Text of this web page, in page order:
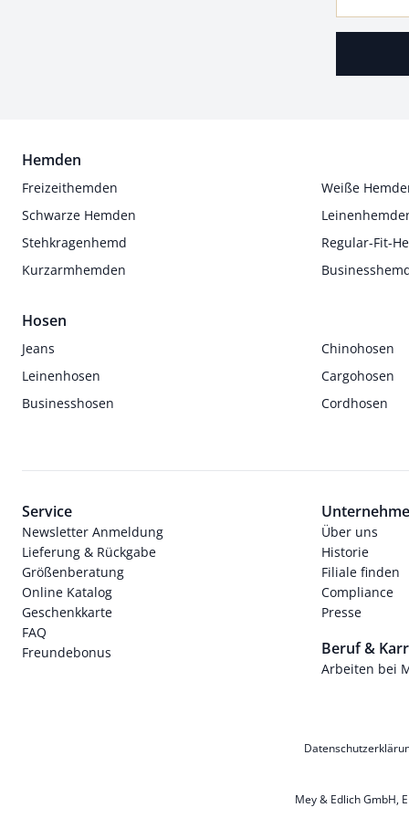
Hemden
Freizeithemden
Weiße
Schwarze Hemden
Stehkragenhemd
Regular-Fit-
Kurzarmhemden
Hosen
Jeans
Chinohosen
Leinenhosen
Cargohosen
Businesshosen
Cordhosen
Service
Newsletter Anmeldung
Lieferung & Rückgabe
Größenberatung
Online Katalog
Geschenkkarte
FAQ
Freundebonus
Über uns
Historie
Filiale finden
Compliance
Presse
Beruf &
Arbeiten bei
Mey & Edlich GmbH,